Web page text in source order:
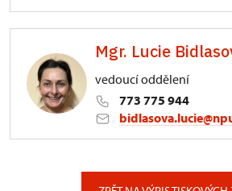
3/, Sychrov 3
Mgr. Lucie
vedoucí oddělení
773 775 944